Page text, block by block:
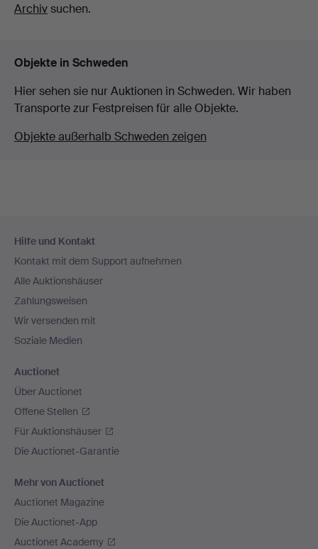
Archivsuchen.
Objekte in Schweden
Hier sehen sie nur Auktionen in Schweden. Wir haben
Transporte zur Festpreisen für alle Objekte.
Objekte außerhalb Schweden zeigen
Navigation
Hilfe und Kontakt
Kontakt mit dem Support aufnehmen
Alle Auktionshäuser
Zahlungsweisen
Wir versenden mit
Soziale Medien
Auctionet
Über Auctionet
Offene Stellen
Für Auktionshäuser
Die Auctionet-Garantie
Mehr von Auctionet
Auctionet Magazine
Die Auctionet-App
Auctionet Academy